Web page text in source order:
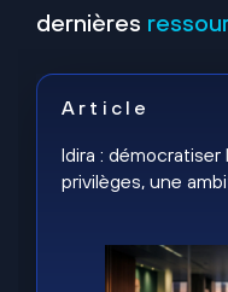
dernières
Article
Idira :
privilèges, une